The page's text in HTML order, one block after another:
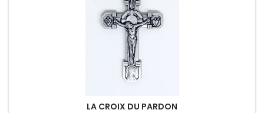
LA CROIX DU PARDON